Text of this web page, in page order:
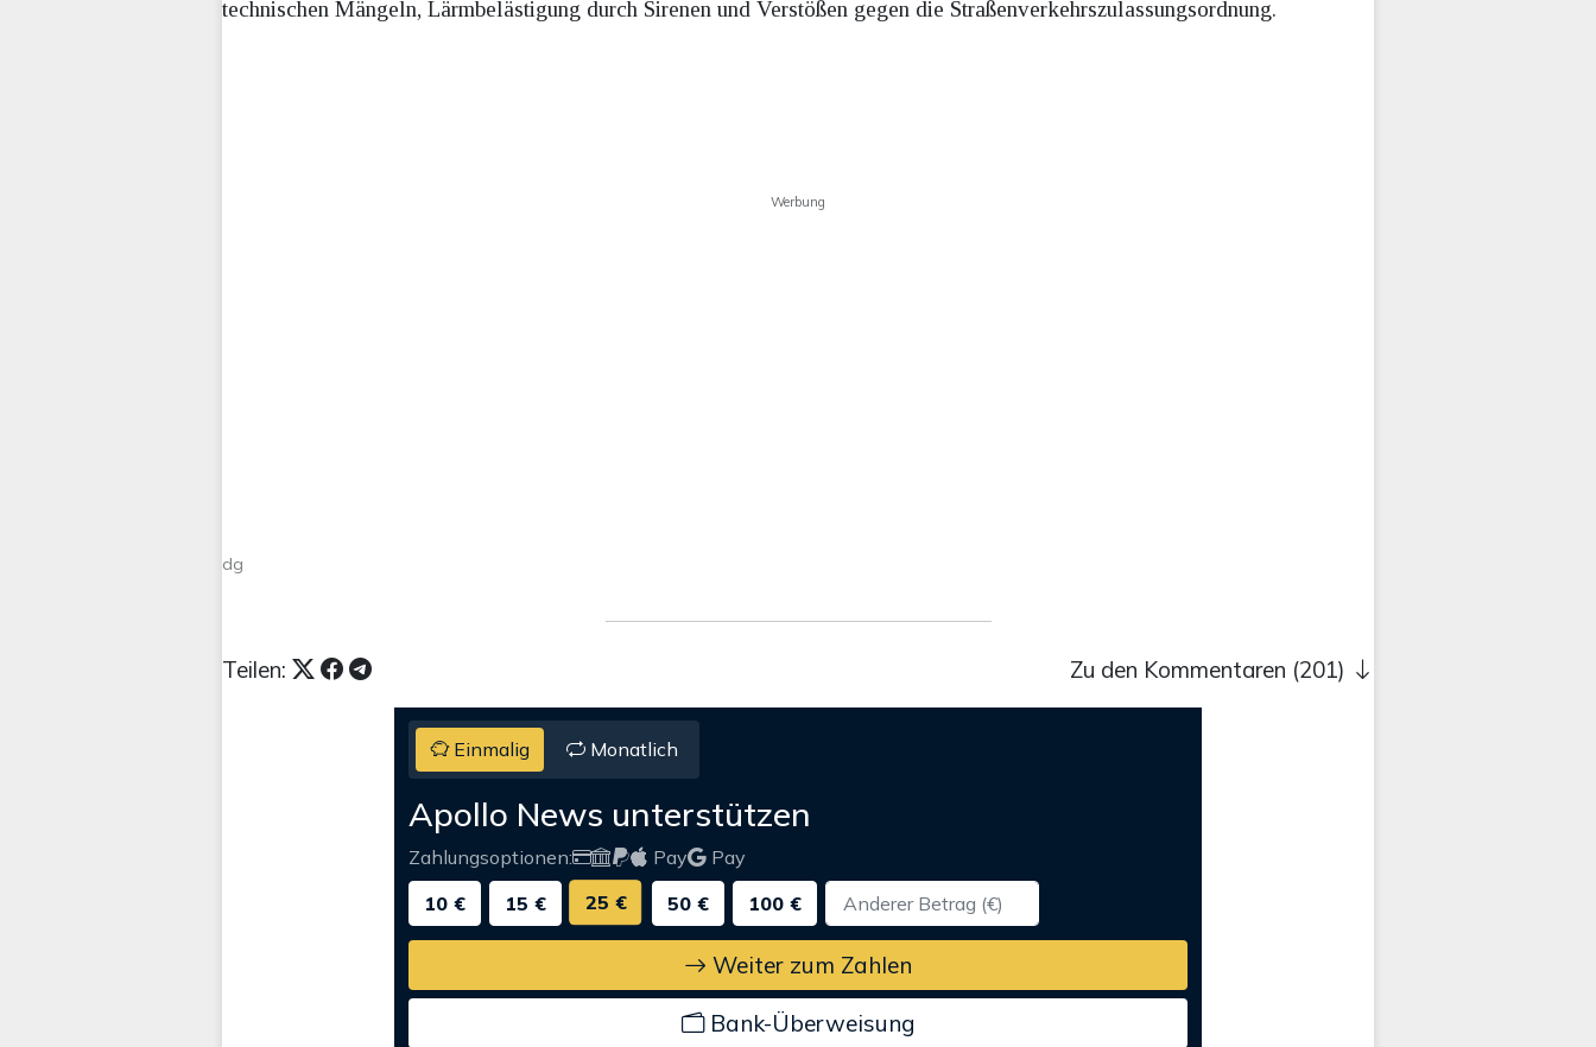
technischen Mängeln, Lärmbelästigung durch Sirenen und Verstößen gegen die Straßenverkehrszulassungsordnung.
Werbung
dg
Teilen: Zu den Kommentaren (201)
Einmalig Monatlich
Apollo News unterstützen
Zahlungsoptionen: Pay
Pay
10 €
15 € 25 € 50 € 100 €
Weiter zum Zahlen
Bank-Überweisung